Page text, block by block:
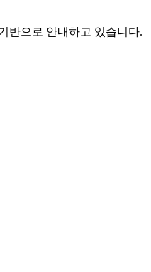
반으로 안내하고 있습니다.